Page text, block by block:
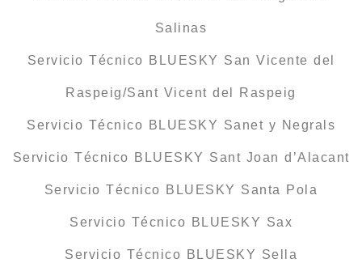
Salinas
Servicio Técnico BLUESKY San Vicente del
Raspeig/Sant Vicent del Raspeig
Servicio Técnico BLUESKY Sanet y Negrals
Servicio Técnico BLUESKY Sant Joan d’Alacant
Servicio Técnico BLUESKY Santa Pola
Servicio Técnico BLUESKY Sax
Servicio Técnico BLUESKY Sella